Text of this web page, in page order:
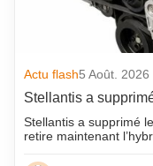
Actu flash5 Août. 2026
Stellantis a
Stellantis a supprimé
retire maintenant